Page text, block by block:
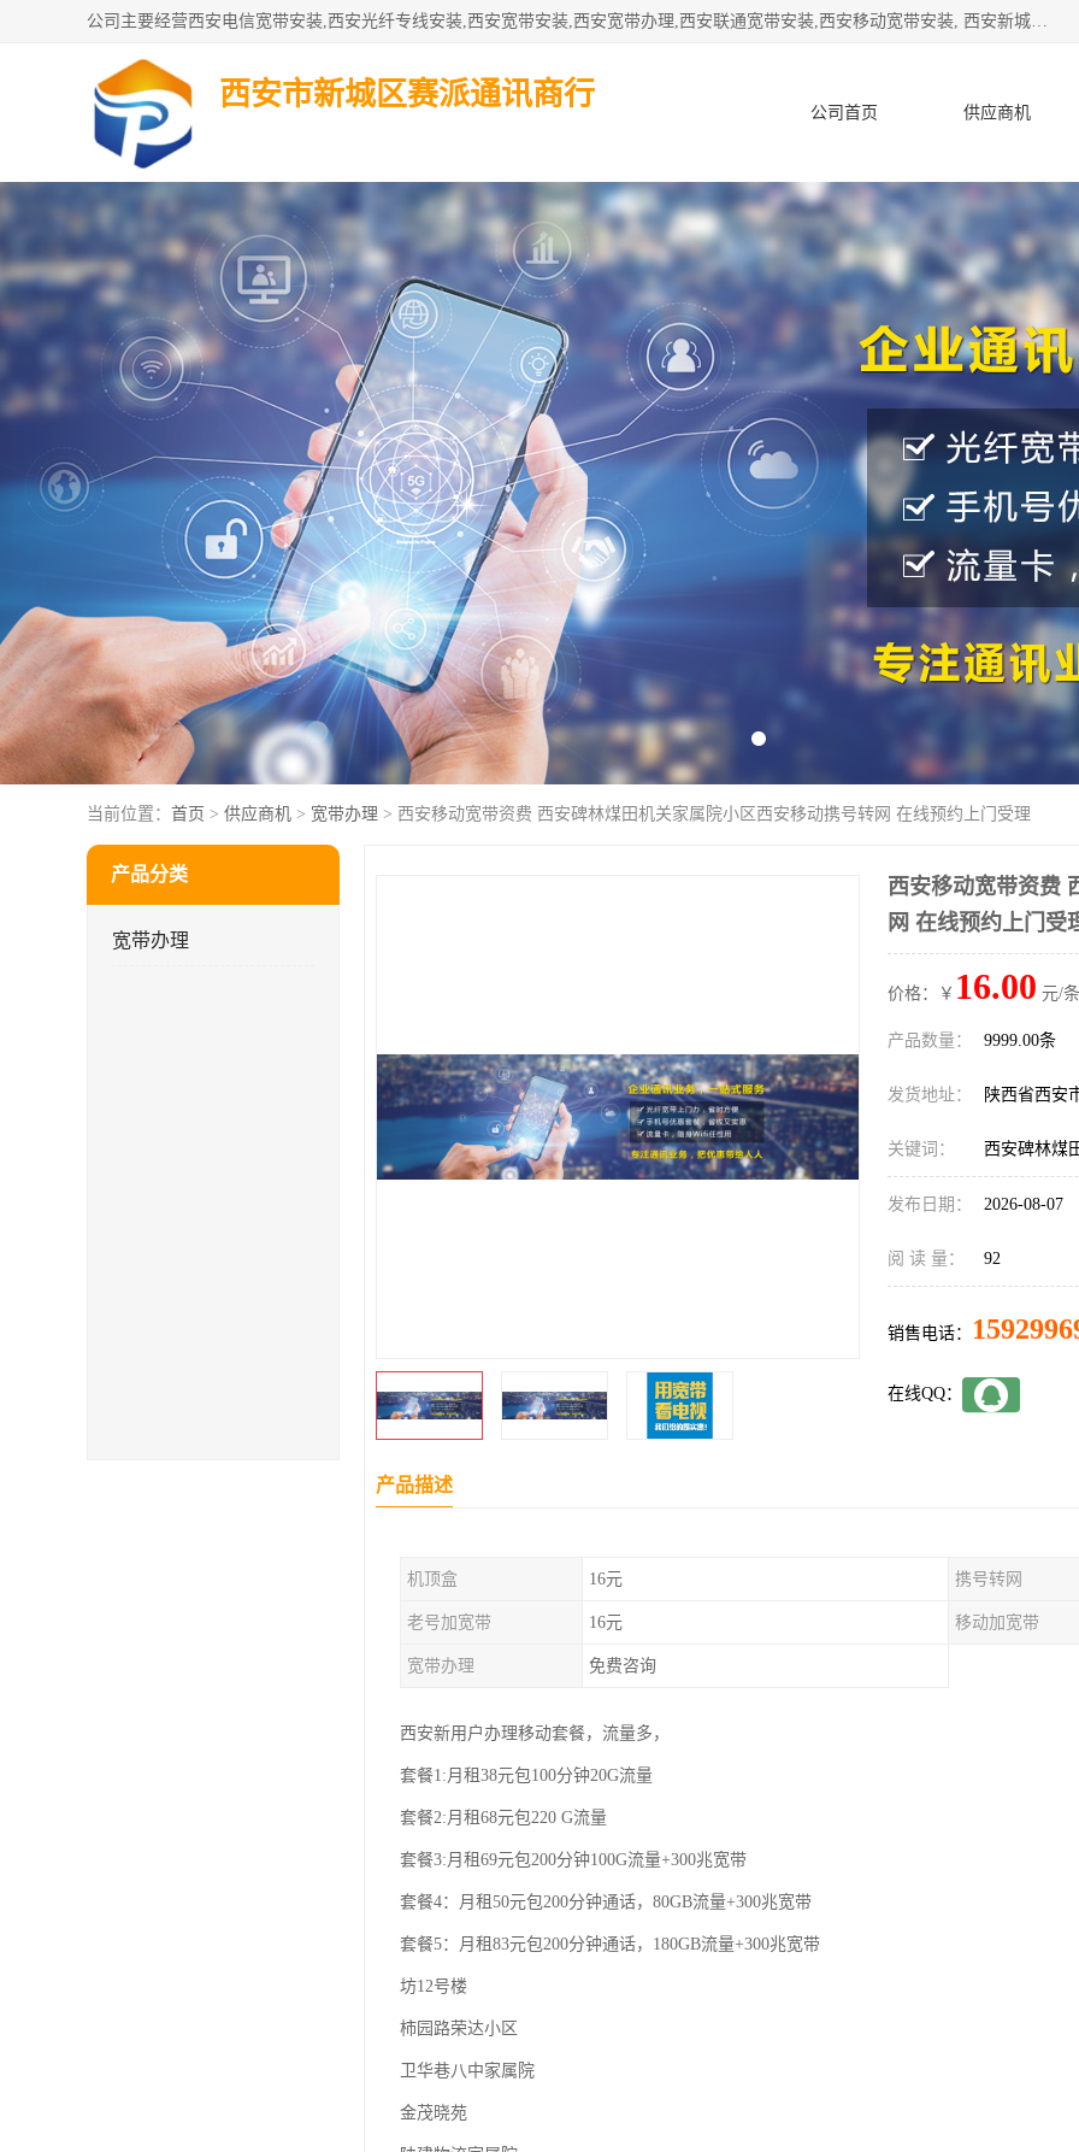
公司主要经营西安电信宽带安装,西安光纤专线安装,西安宽带安装,西安宽带办理,西安联通宽带安装,西安移动宽带安装, 西安新城赛派通讯商行从事西安地区的联通，移动，电信宽带安装，光纤专线安装，宽带办理等业务
西安市新城区赛派通讯商行
公司首页 供应商机
产品知识 客户案例
当前位置： 首页 > 供应商机 > 宽带办理 > 西安移动宽带资费 西安碑林煤田机关家属院小区西安移动携号转网 在线预约上门受理
产品分类
宽带办理
西安移动宽带资费
网 在线预约上门受
价格：￥ 16.00 元/
产品数量： 9999.00条
发货地址： 陕西省西安
关键词： 西安碑林煤
发布日期： 2026-08-07
阅 读 量： 92
销售电话：
在线QQ：
产品描述
机顶盒 16元 携号转网
老号加宽带 16元 移动加宽带
宽带办理 免费咨询
西安新用户办理移动套餐，流量多，
套餐1:月租38元包100分钟20G流量
套餐2:月租68元包220 G流量
套餐3:月租69元包200分钟100G流量+300兆宽带
套餐4：月租50元包200分钟通话，80GB流量+300兆宽带
套餐5：月租83元包200分钟通话，180GB流量+300兆宽带
坊12号楼
柿园路荣达小区
卫华巷八中家属院
金茂晓苑